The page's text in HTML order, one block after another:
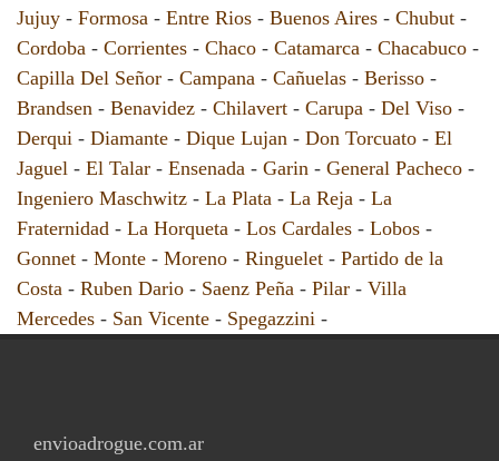
Jujuy - Formosa - Entre Rios - Buenos Aires - Chubut -
Cordoba - Corrientes - Chaco - Catamarca - Chacabuco -
Capilla Del Señor - Campana - Cañuelas - Berisso -
Brandsen - Benavidez - Chilavert - Carupa - Del Viso -
Derqui - Diamante - Dique Lujan - Don Torcuato - El
Jaguel - El Talar - Ensenada - Garin - General Pacheco -
Ingeniero Maschwitz - La Plata - La Reja - La
Fraternidad - La Horqueta - Los Cardales - Lobos -
Gonnet - Monte - Moreno - Ringuelet - Partido de la
Costa - Ruben Dario - Saenz Peña - Pilar - Villa
Mercedes - San Vicente - Spegazzini -
envioadrogue.com.ar